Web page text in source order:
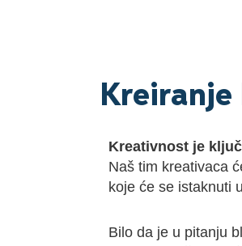
Kreativnost je
Naš tim kreativaca
koje će se istaknuti
Bilo da je u pitanju